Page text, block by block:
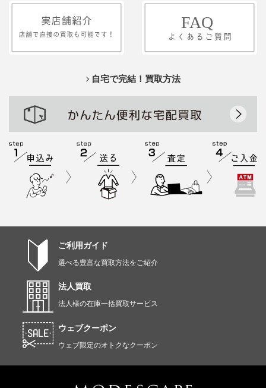
自宅で完結！買取方法
ご利用ガイド
選べる豊富な買取方法をご紹介
法人買取
法人様の在庫一括買取サービス
ウェブクーポン
ウェブ限定のオトクなクーポン